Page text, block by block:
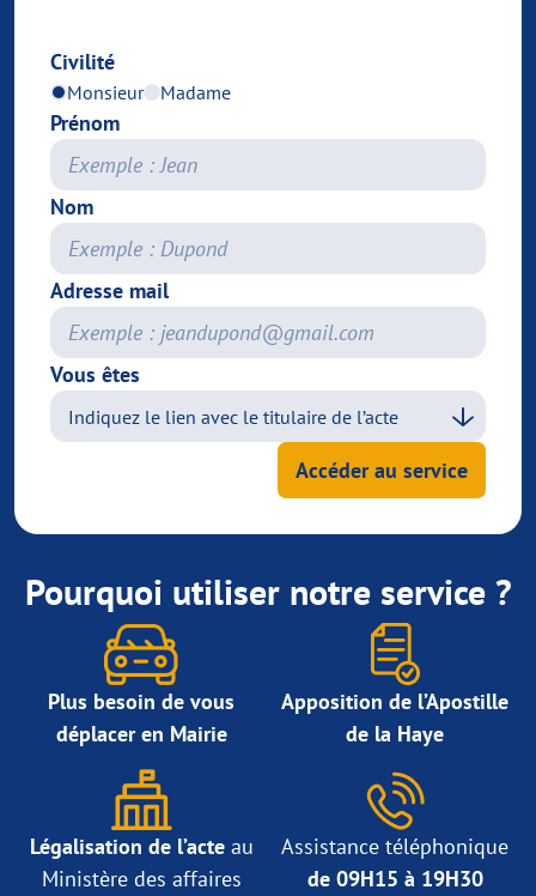
Civilité
Monsieur Madame
Prénom
Nom
Adresse mail
Vous êtes
Accéder au service
Pourquoi utiliser notre service ?
Plus besoin de vous
déplacer en Mairie
Apposition de l’Apostille
de la Haye
Légalisation de l’acteau
Ministère des affaires
Assistance téléphonique
de 09H15 à 19H30